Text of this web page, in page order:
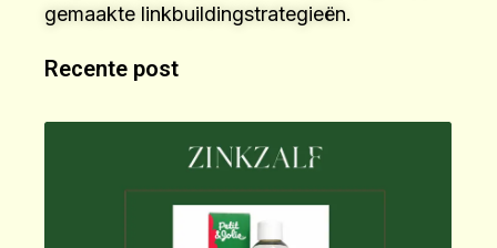
gemaakte linkbuildingstrategieën.
Recente post